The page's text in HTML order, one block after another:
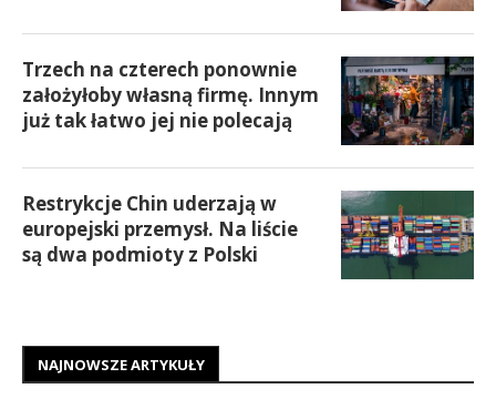
Trzech na czterech ponownie
założyłoby własną firmę. Innym
już tak łatwo jej nie polecają
Restrykcje Chin uderzają w
europejski przemysł. Na liście
są dwa podmioty z Polski
NAJNOWSZE ARTYKUŁY